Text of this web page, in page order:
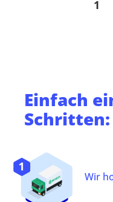
1
Einfach
Schritten:
Wir